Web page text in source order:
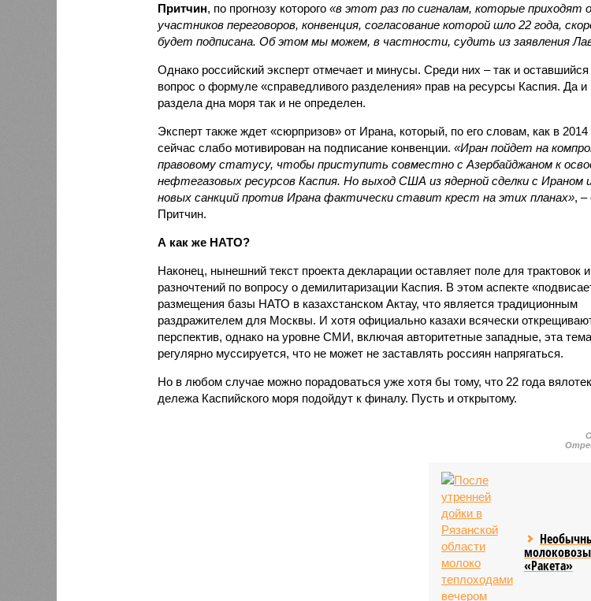
Притчин, по прогнозу которого «в этот раз по сигналам, которые приходят
участников переговоров, конвенция, согласование которой шло 22 года,
будет подписана. Об этом мы можем, в частности, судить из заявления
Однако российский эксперт отмечает и минусы. Среди них – так и оставшийся
вопрос о формуле «справедливого разделения» прав на ресурсы Каспия. Да и
раздела дна моря так и не определен.
Эксперт также ждет «сюрпризов» от Ирана, который, по его словам, как в 2014
сейчас слабо мотивирован на подписание конвенции. «Иран пойдет на
правовому статусу, чтобы приступить совместно с Азербайджаном к
нефтегазовых ресурсов Каспия. Но выход США из ядерной сделки с Ираном
новых санкций против Ирана фактически ставит крест на этих планах», –
Притчин.
А как же НАТО?
Наконец, нынешний текст проекта декларации оставляет поле для трактовок и
разночтений по вопросу о демилитаризации Каспия. В этом аспекте
размещения базы НАТО в казахстанском Актау, что является традиционным
раздражителем для Москвы. И хотя официально казахи всячески
перспектив, однако на уровне СМИ, включая авторитетные западные, эта
регулярно муссируется, что не может не заставлять россиян напрягаться.
Но в любом случае можно порадоваться уже хотя бы тому, что 22 года
дележа Каспийского моря подойдут к финалу. Пусть и открытому.
«Ракета»